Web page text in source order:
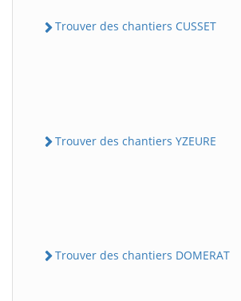
Trouver des chantiers CUSSET
Trouver des chantiers YZEURE
Trouver des chantiers DOMERAT